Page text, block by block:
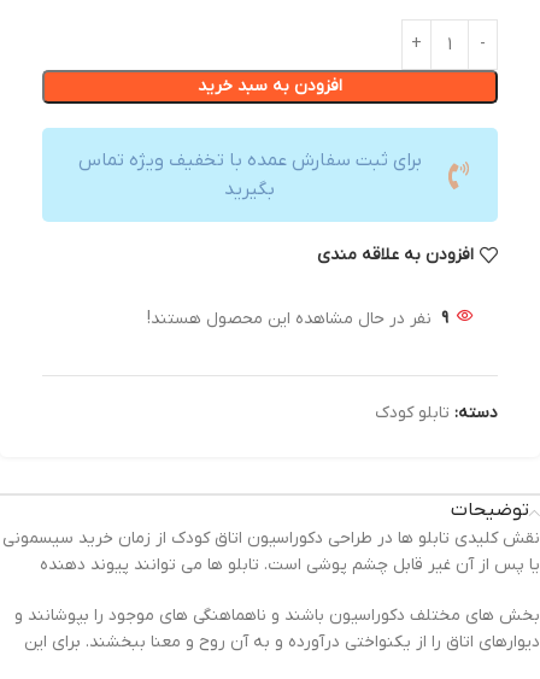
افزودن به سبد خرید
برای ثبت سفارش عمده با تخفیف ویژه تماس
بگیرید
افزودن به علاقه مندی
9 نفر در حال مشاهده این محصول هستند!
دسته: تابلو کودک
توضیحات
نقش کلیدی تابلو ها در طراحی دکوراسیون اتاق کودک از زمان خرید سیسمونی
یا پس از آن غیر قابل چشم پوشی است. تابلو ها می توانند پیوند دهنده
بخش های مختلف دکوراسیون باشند و ناهماهنگی های موجود را بپوشانند و
دیوارهای اتاق را از یکنواختی درآورده و به آن روح و معنا ببخشند. برای این